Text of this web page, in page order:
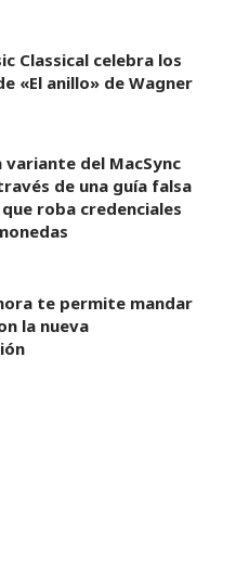
Classical celebra los
«El anillo» de Wagner
variante del MacSync
de una guía falsa
roba credenciales
te permite mandar
la nueva